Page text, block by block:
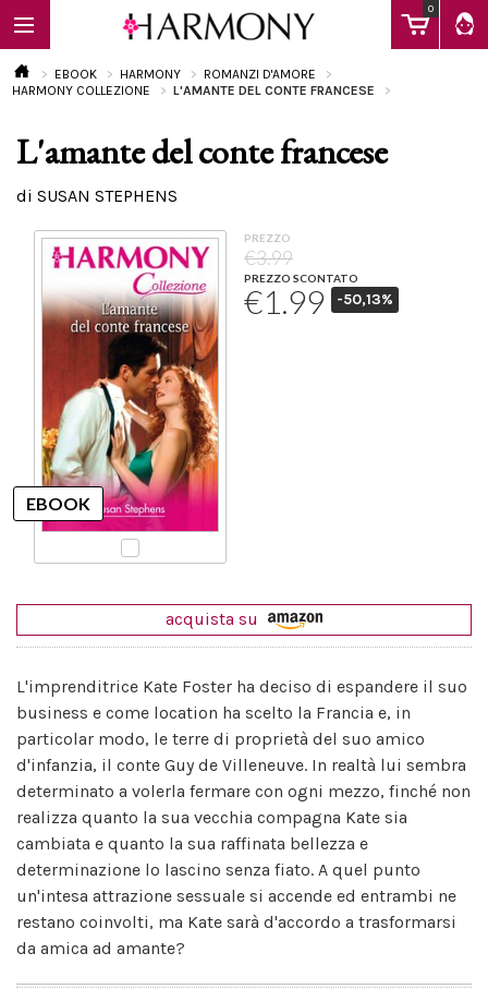
0
EBOOK
Calendario
EBOOK HARMONY
ROMANZI D'AMORE
HARMONY COLLEZIONE
L'AMANTE DEL CONTE FRANCESE
L'amante del conte francese
di SUSAN STEPHENS
PREZZO
€3.99
PREZZO SCONTATO
€1.99 -50,13%
acquista su
L'imprenditrice Kate Foster ha deciso di espandere il suo
business e come location ha scelto la Francia e, in
particolar modo, le terre di proprietà del suo amico
d'infanzia, il conte Guy de Villeneuve. In realtà lui sembra
determinato a volerla fermare con ogni mezzo, finché non
realizza quanto la sua vecchia compagna Kate sia
cambiata e quanto la sua raffinata bellezza e
determinazione lo lascino senza fiato. A quel punto
un'intesa attrazione sessuale si accende ed entrambi ne
restano coinvolti, ma Kate sarà d'accordo a trasformarsi
da amica ad amante?